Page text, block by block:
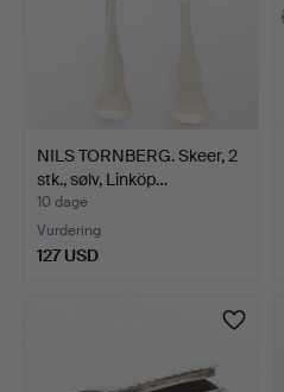
NILS TORNBERG. Skeer, 2
stk., sølv, Linköp…
10 dage
Vurdering
127 USD